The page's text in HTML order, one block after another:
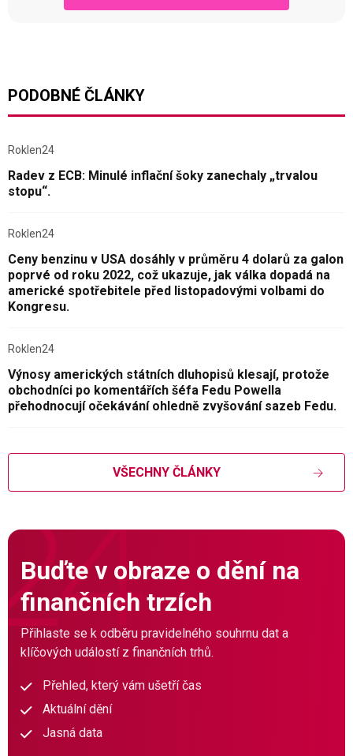
PODOBNÉ ČLÁNKY
Roklen24
Radev z ECB: Minulé inflační šoky zanechaly „trvalou
stopu“.
Roklen24
Ceny benzinu v USA dosáhly v průměru 4 dolarů za galon
poprvé od roku 2022, což ukazuje, jak válka dopadá na
americké spotřebitele před listopadovými volbami do
Kongresu.
Roklen24
Výnosy amerických státních dluhopisů klesají, protože
obchodníci po komentářích šéfa Fedu Powella
přehodnocují očekávání ohledně zvyšování sazeb Fedu.
VŠECHNY ČLÁNKY
Buďte v obraze o dění na
finančních trzích
Přihlaste se k odběru pravidelného souhrnu dat a
klíčových událostí z finančních trhů.
Přehled, který vám ušetří čas
Aktuální dění
Jasná data